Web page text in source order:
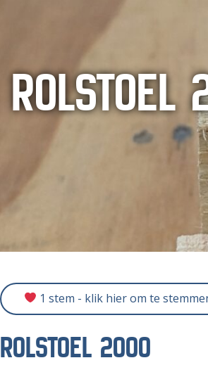
1 stem - klik hier om te
ROLSTOEL 2000